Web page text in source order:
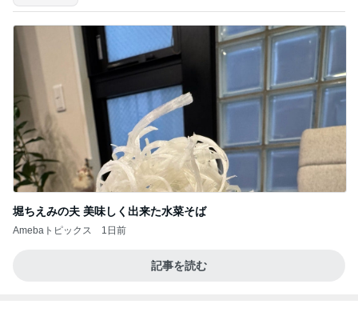
堀ちえみの夫 美味しく出来た水菜そば
Amebaトピックス 1日前
記事を読む